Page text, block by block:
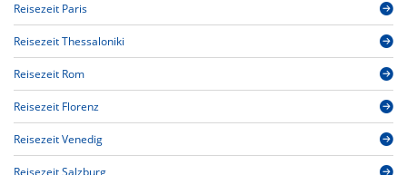
Reisezeit Paris
Reisezeit Thessaloniki
Reisezeit Rom
Reisezeit Florenz
Reisezeit Venedig